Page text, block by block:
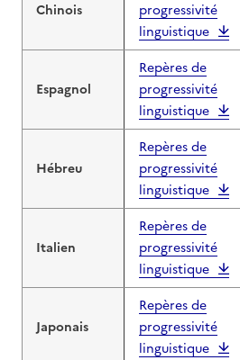
Chinois
progressivité
linguistique
Espagnol
Repères de
progressivité
linguistique
Hébreu
Repères de
progressivité
linguistique
Italien
Repères de
progressivité
linguistique
Japonais
Repères de
progressivité
linguistique